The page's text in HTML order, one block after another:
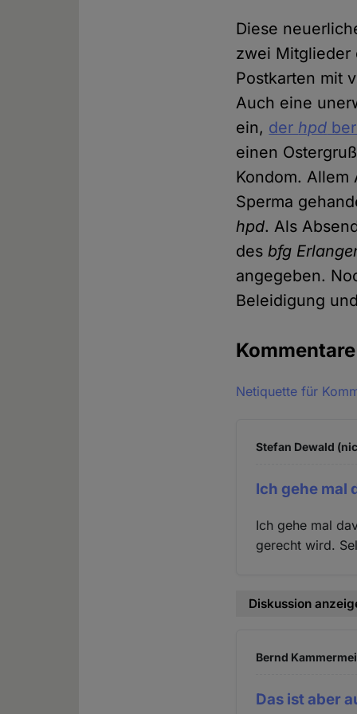
Diese
zwei
Postkarten mit
Auch eine
ein, der hpd
einen
Kondom.
Sperma
hpd. Als
desbfg
angegeben.
Beleidigung
Kommentare
Netiquette für
Stefan Dewald
Ich gehe mal
Ich gehe mal
gerecht wird.
Diskussion
Bernd
Das ist aber